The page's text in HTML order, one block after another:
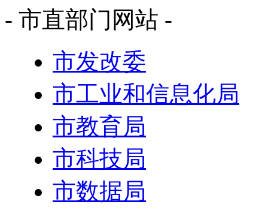
- 市直部门网站 -
市发改委
市工业和信息化局
市教育局
市科技局
市数据局